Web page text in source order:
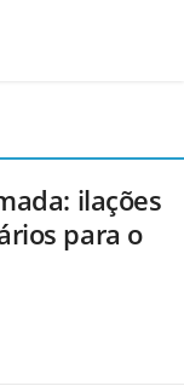
ilações
para o